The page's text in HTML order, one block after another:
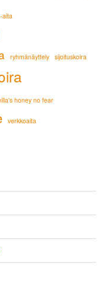
aita
ryhmänäyttely sijoituskoira
honey no fear
verkkoaita